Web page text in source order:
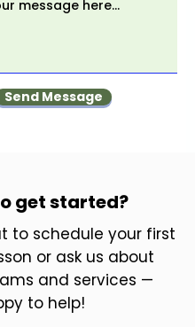
Send Message
get started?
to schedule your first
or ask us about
and services —
to help!